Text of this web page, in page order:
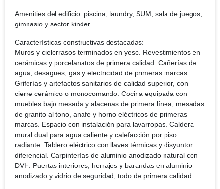
Amenities del edificio: piscina, laundry, SUM, sala de juegos,
gimnasio y sector kinder.
Características constructivas destacadas:
Muros y cielorrasos terminados en yeso. Revestimientos en
cerámicas y porcelanatos de primera calidad. Cañerías de
agua, desagües, gas y electricidad de primeras marcas.
Griferías y artefactos sanitarios de calidad superior, con
cierre cerámico o monocomando. Cocina equipada con
muebles bajo mesada y alacenas de primera línea, mesadas
de granito al tono, anafe y horno eléctricos de primeras
marcas. Espacio con instalación para lavarropas. Caldera
mural dual para agua caliente y calefacción por piso
radiante. Tablero eléctrico con llaves térmicas y disyuntor
diferencial. Carpinterías de aluminio anodizado natural con
DVH. Puertas interiores, herrajes y barandas en aluminio
anodizado y vidrio de seguridad, todo de primera calidad.